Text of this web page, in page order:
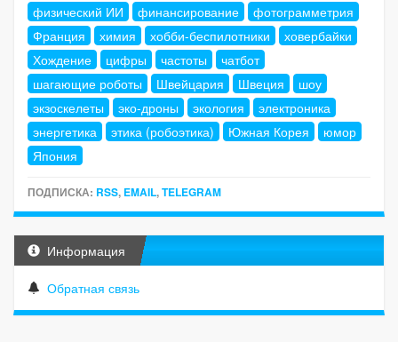
физический ИИ
финансирование
фотограмметрия
Франция
химия хобби-беспилотники
ховербайки
Хождение
цифры частоты
чатбот
шагающие роботы
Швейцария Швеция
шоу
экзоскелеты
эко-дроны экология
электроника
энергетика
этика (робоэтика) Южная Корея
юмор
Япония
ПОДПИСКА: RSS, EMAIL,TELEGRAM
Информация
Обратная связь